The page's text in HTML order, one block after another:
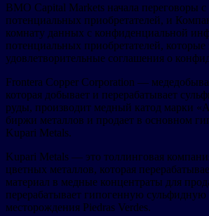
BMO Capital Markets начала переговоры с
потенциальных приобретателей, и
комнату данных с конфиденциальной
потенциальных приобретателей,
удовлетворительные соглашения о
Frontera Copper Corporation —
которая добывает и перерабатывает
руды, производит медный катод марки
биржи металлов и продает в основном
Kupari Metals.
Kupari Metals — это толлинговая
цветных металлов, которая
материал в медные концентраты для
перерабатывает гипогенную сульфидную
месторождения Piedras Verdes.